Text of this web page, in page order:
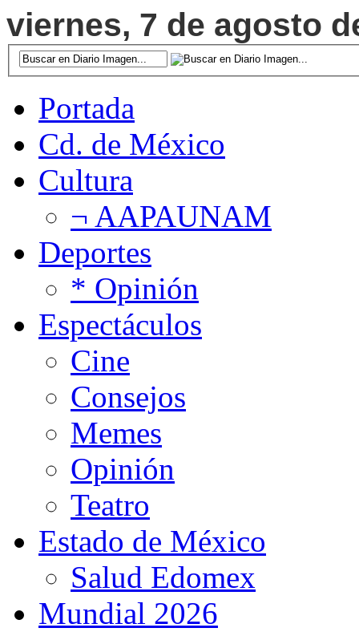
viernes, 7 de agosto
Portada
Cd. de México
Cultura
¬ AAPAUNAM
Deportes
* Opinión
Espectáculos
Cine
Consejos
Memes
Opinión
Teatro
Estado de México
Salud Edomex
Mundial 2026